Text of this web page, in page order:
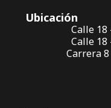
Ubicación
Calle 18
Calle 18
Carrera 8